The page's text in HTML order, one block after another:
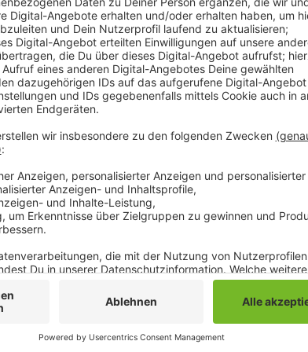
Im gesamten VRR ist der Schnitt mit 33 Prozent
mehr als 200 der über 1.100 Bushaltestellen bei
in den Städten unserer Region aktuell nur in Krefeld,
Verkehrsverbund hat allerdings bereits
verbessern zu wollen. Der barrierefreie Umbau von
demnach bereits über Fördergelder finanziert. Aber
Umbauten mit einrechnet, liegt der Anteil der
Anzeige